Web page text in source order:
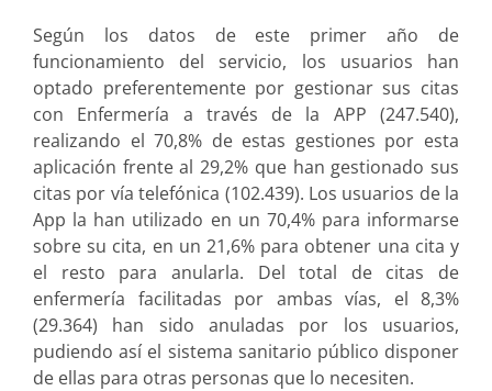
Según los datos de este primer año de
funcionamiento del servicio, los usuarios han
optado preferentemente por gestionar sus citas
con Enfermería a través de la APP (247.540),
realizando el 70,8% de estas gestiones por esta
aplicación frente al 29,2% que han gestionado sus
citas por vía telefónica (102.439). Los usuarios de la
App la han utilizado en un 70,4% para informarse
sobre su cita, en un 21,6% para obtener una cita y
el resto para anularla. Del total de citas de
enfermería facilitadas por ambas vías, el 8,3%
(29.364) han sido anuladas por los usuarios,
pudiendo así el sistema sanitario público disponer
de ellas para otras personas que lo necesiten.